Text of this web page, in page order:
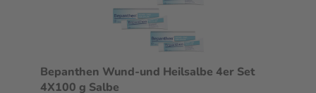
Bepanthen Wund-und Heilsalbe 4er Set
4X100 g Salbe